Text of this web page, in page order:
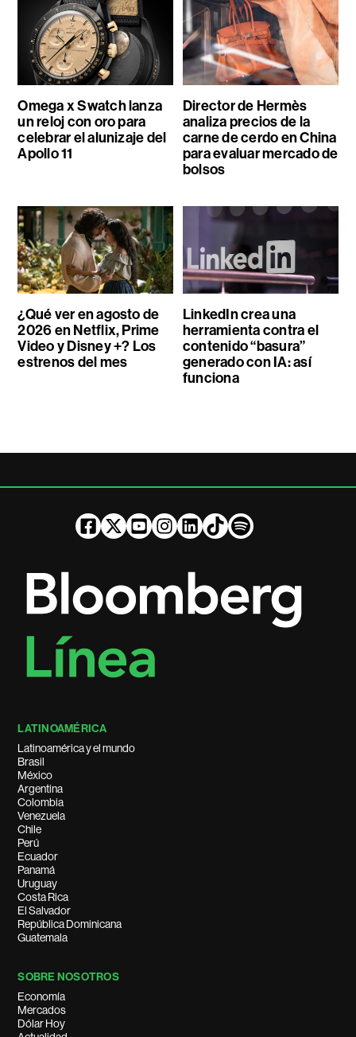
Omega x Swatch lanza
un reloj con oro para
celebrar el alunizaje del
Apollo 11
Director de Hermès
analiza precios de la
carne de cerdo en China
para evaluar mercado de
bolsos
¿Qué ver en agosto de
2026 en Netflix, Prime
Video y Disney +? Los
estrenos del mes
LinkedIn crea una
herramienta contra el
contenido “basura”
generado con IA: así
funciona
LATINOAMÉRICA
Latinoamérica y el mundo
Brasil
México
Argentina
Colombia
Venezuela
Chile
Perú
Ecuador
Panamá
Uruguay
Costa Rica
El Salvador
República Dominicana
Guatemala
SOBRE NOSOTROS
Economía
Mercados
Dólar Hoy